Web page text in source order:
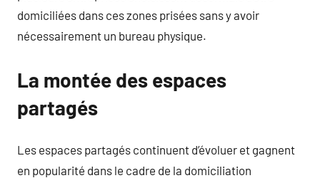
domiciliées dans ces zones prisées sans y avoir
nécessairement un bureau physique.
La montée des espaces
partagés
Les espaces partagés continuent d’évoluer et gagnent
en popularité dans le cadre de la domiciliation